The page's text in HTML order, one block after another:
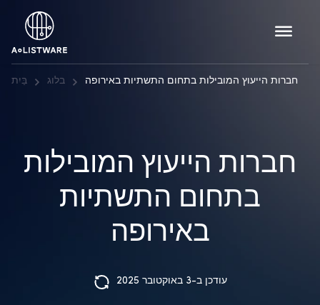
בַּיִת בלוג חברות הייעוץ המובילות בתחום התשתיות באירופה
חברות הייעוץ המובילות
בתחום התשתיות
באירופה
עודכן ב-3 באוקטובר 2025